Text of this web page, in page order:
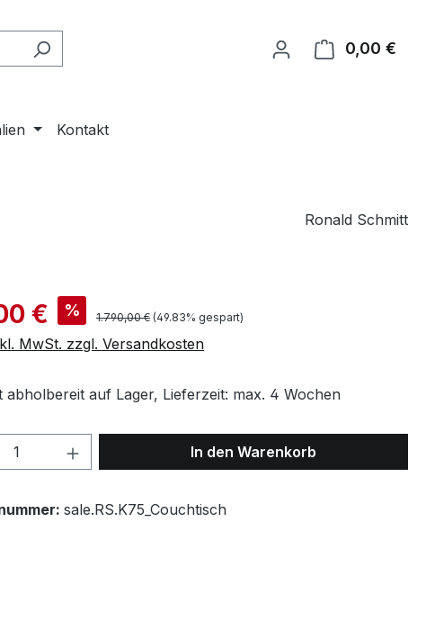
0,00 €
Kontakt
Ronald Schmitt
€ % Regulärer Preis:
1.790,00 € (49.83% gespart)
MwSt. zzgl. Versandkosten
abholbereit auf Lager, Lieferzeit: max. 4 Wochen
Anzahl: Gib den gewünschten Wert
In den Warenkorb
sale.RS.K75_Couchtisch